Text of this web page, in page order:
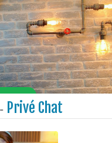
- Privé Chat